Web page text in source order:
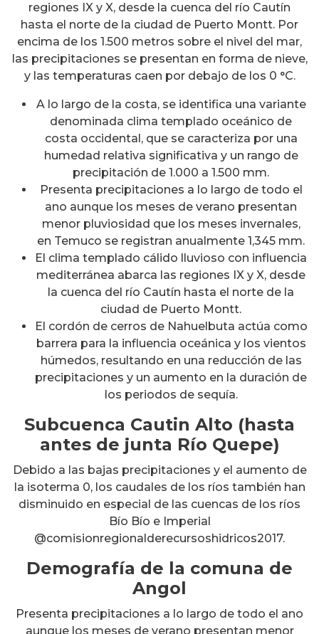
regiones IX y X, desde la cuenca del río Cautín
hasta el norte de la ciudad de Puerto Montt. Por
encima de los 1.500 metros sobre el nivel del mar,
las precipitaciones se presentan en forma de nieve,
y las temperaturas caen por debajo de los 0 °C.
A lo largo de la costa, se identifica una variante
denominada clima templado oceánico de
costa occidental, que se caracteriza por una
humedad relativa significativa y un rango de
precipitación de 1.000 a 1.500 mm.
Presenta precipitaciones a lo largo de todo el
ano aunque los meses de verano presentan
menor pluviosidad que los meses invernales,
en Temuco se registran anualmente 1,345 mm.
El clima templado cálido lluvioso con influencia
mediterránea abarca las regiones IX y X, desde
la cuenca del río Cautín hasta el norte de la
ciudad de Puerto Montt.
El cordón de cerros de Nahuelbuta actúa como
barrera para la influencia oceánica y los vientos
húmedos, resultando en una reducción de las
precipitaciones y un aumento en la duración de
los periodos de sequía.
Subcuenca Cautin Alto (hasta
antes de junta Río Quepe)
Debido a las bajas precipitaciones y el aumento de
la isoterma 0, los caudales de los ríos también han
disminuido en especial de las cuencas de los ríos
Bío Bío e Imperial
@comisionregionalderecursoshidricos2017.
Demografía de la comuna de
Angol
Presenta precipitaciones a lo largo de todo el ano
aunque los meses de verano presentan menor